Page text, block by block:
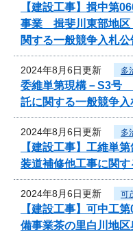
【建設工事】揖中第
事業 揖斐川東部地
関する一般競争入札公
2024年8月6日更新 多
委維単第現構－S3号
託に関する一般競争入
2024年8月6日更新 多
【建設工事】工維
装道補修他工事に関
2024年8月6日更新 可
【建設工事】可中工
備事業茶の里白川地